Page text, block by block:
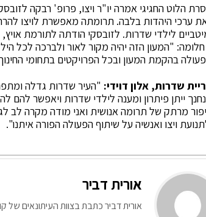
הלוט החגיגי אמרה יו"ר ויצו, פרופ' רבקה
ערכי היהדות בלבה. תרומתה מאפשרת לויצו
לילדי שדרות. לזובסקי הודתה לתורמת
"המעון הזה יהיה מקור לאור ולברכה לכל
בהקמת המעון ובכל הפרויקטים בתחומי
שדרות, אלון דוידי: "העיר שדרות גדלה
ייתן פיתרון ומענה לילדי שדרות ויאפשר להם
מרתק של תרומה אנושית ואני מודה מקרה לב
ויצו ואנשיה על שיתוף הפעולה הפורה איתנו".
אורית דביר
אורית דביר כתבת בצוות העיתונאים של